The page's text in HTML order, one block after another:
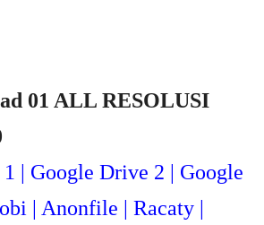
01 ALL RESOLUSI
| Google Drive 2 | Google
i | Anonfile | Racaty |